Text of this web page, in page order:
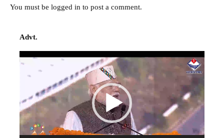
You must be logged in to post a comment.
Advt.
Video